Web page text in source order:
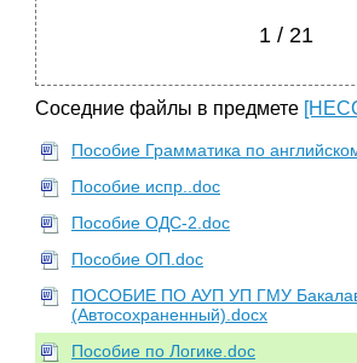
1 / 21
Соседние файлы в предмете
Пособие Грамматика по
Пособие испр..doc
Пособие ОДС-2.doc
Пособие ОП.doc
ПОСОБИЕ ПО АУП УП ГМУ
(Автосохраненный).docx
Пособие по Логике.doc